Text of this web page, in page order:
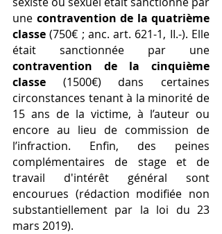
une contravention de la quatrième
classe (750€ ; anc. art. 621-1, II.-). Elle
contravention de la cinquième
classe (1500€) dans certaines
circonstances tenant à la minorité de
15 ans de la victime, à l’auteur ou
encore au lieu de commission de
l’infraction. Enfin, des peines
complémentaires de stage et de
travail d'intérêt général sont
encourues (rédaction modifiée non
substantiellement par la loi du 23
mars 2019).